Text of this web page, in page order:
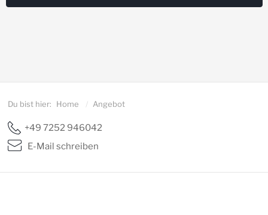
Du bist hier: Home / Angebot
+49 7252 946042
E-Mail schreiben